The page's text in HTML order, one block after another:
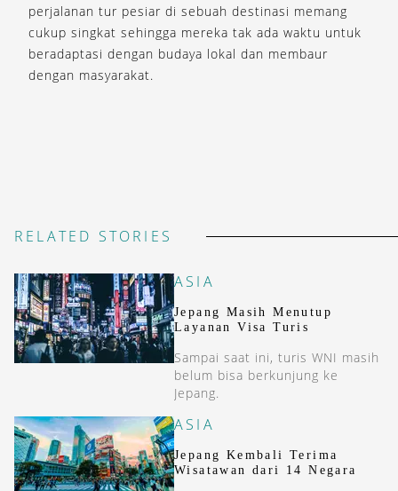
perjalanan tur pesiar di sebuah destinasi memang
cukup singkat sehingga mereka tak ada waktu untuk
beradaptasi dengan budaya lokal dan membaur
dengan masyarakat.
RELATED STORIES
ASIA
Jepang Masih Menutup
Layanan Visa Turis
Sampai saat ini, turis WNI masih
belum bisa berkunjung ke
Jepang.
ASIA
Jepang Kembali Terima
Wisatawan dari 14 Negara